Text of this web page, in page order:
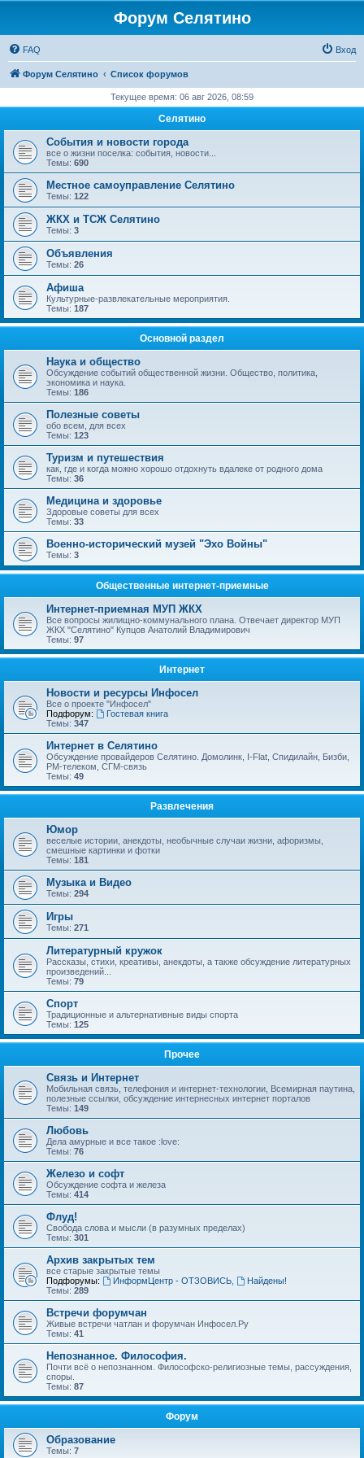
Форум Селятино
FAQ Вход
Форум Селятино Список форумов
Текущее время: 06 авг 2026, 08:59
Селятино
События и новости города
все о жизни поселка: события, новости...
Темы: 690
Местное самоуправление Селятино
Темы: 122
ЖКХ и ТСЖ Селятино
Темы: 3
Объявления
Темы: 26
Афиша
Культурные-развлекательные мероприятия.
Темы: 187
Основной раздел
Наука и общество
Обсуждение событий общественной жизни. Общество, политика,
экономика и наука.
Темы: 186
Полезные советы
обо всем, для всех
Темы: 123
Туризм и путешествия
как, где и когда можно хорошо отдохнуть вдалеке от родного дома
Темы: 36
Медицина и здоровье
Здоровые советы для всех
Темы: 33
Военно-исторический музей "Эхо Войны"
Темы: 3
Общественные интернет-приемные
Интернет-приемная МУП ЖКХ
Все вопросы жилищно-коммунального плана. Отвечает директор МУП
ЖКХ "Селятино" Купцов Анатолий Владимирович
Темы: 97
Интернет
Новости и ресурсы Инфосел
Все о проекте "Инфосел"
Подфорум:
Гостевая книга
Темы: 347
Интернет в Селятино
Обсуждение провайдеров Селятино. Домолинк, I-Flat, Спидилайн, Бизби,
РМ-телеком, СГМ-связь
Темы: 49
Развлечения
Юмор
веселые истории, анекдоты, необычные случаи жизни, афоризмы,
смешные картинки и фотки
Темы: 181
Музыка и Видео
Темы: 294
Игры
Темы: 271
Литературный кружок
Рассказы, стихи, креативы, анекдоты, а также обсуждение литературных
произведений...
Темы: 79
Спорт
Традиционные и альтернативные виды спорта
Темы: 125
Прочее
Связь и Интернет
Мобильная связь, телефония и интернет-технологии, Всемирная паутина,
полезные ссылки, обсуждение интернесных интернет порталов
Темы: 149
Любовь
Дела амурные и все такое :love:
Темы: 76
Железо и софт
Обсуждение софта и железа
Темы: 414
Флуд!
Свобода слова и мысли (в разумных пределах)
Темы: 301
Архив закрытых тем
все старые закрытые темы
Подфорумы:
ИнформЦентр - ОТЗОВИСЬ,
Найдены!
Темы: 289
Встречи форумчан
Живые встречи чатлан и форумчан Инфосел.Ру
Темы: 41
Непознанное. Философия.
Почти всё о непознанном. Философско-религиозные темы, рассуждения,
споры.
Темы: 87
Форум
Образование
Темы: 7